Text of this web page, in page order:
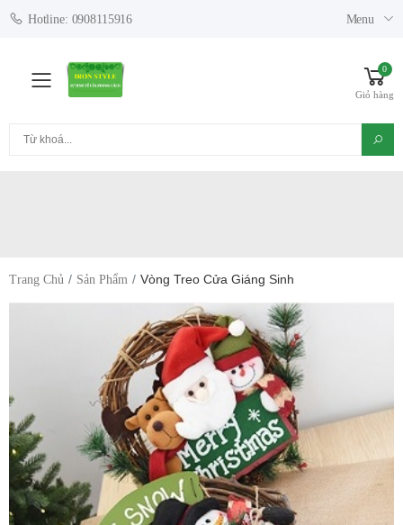
Hotline: 0908115916 Menu
Toggle mobile menu
0
Giỏ hàng
Trang Chủ Sản Phẩm Vòng Treo Cửa Giáng Sinh